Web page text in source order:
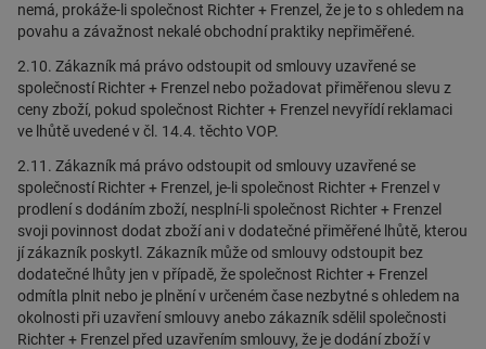
nemá, prokáže-li společnost Richter + Frenzel, že je to s ohledem na
povahu a závažnost nekalé obchodní praktiky nepřiměřené.
2.10. Zákazník má právo odstoupit od smlouvy uzavřené se
společností Richter + Frenzel nebo požadovat přiměřenou slevu z
ceny zboží, pokud společnost Richter + Frenzel nevyřídí reklamaci
ve lhůtě uvedené v čl. 14.4. těchto VOP.
2.11. Zákazník má právo odstoupit od smlouvy uzavřené se
společností Richter + Frenzel, je-li společnost Richter + Frenzel v
prodlení s dodáním zboží, nesplní-li společnost Richter + Frenzel
svoji povinnost dodat zboží ani v dodatečné přiměřené lhůtě, kterou
jí zákazník poskytl. Zákazník může od smlouvy odstoupit bez
dodatečné lhůty jen v případě, že společnost Richter + Frenzel
odmítla plnit nebo je plnění v určeném čase nezbytné s ohledem na
okolnosti při uzavření smlouvy anebo zákazník sdělil společnosti
Richter + Frenzel před uzavřením smlouvy, že je dodání zboží v